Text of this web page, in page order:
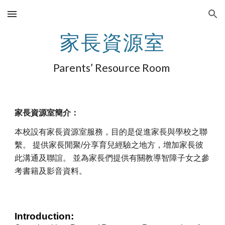
Skip to main content Skip to navigation
家長資源室
Parents’ Resource Room
家長資源室簡介：
本校設有家長資源室服務，目的是促進家長與學校之聯
繫。 提供家長閒聚/分享育兒經驗之地方，增加家長彼
此溝通及聯誼。 並為家長們提供有關教導智障子女之參
考書籍及影音資料。
Introduction: